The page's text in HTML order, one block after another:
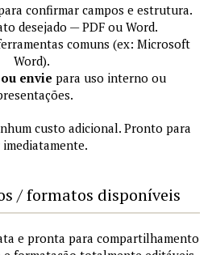
confirmar campos e estrutura.
desejado — PDF ou Word.
comuns (ex: Microsoft
Word).
envie para uso interno ou
custo adicional. Pronto para
imediatamente.
/ formatos disponíveis
e pronta para compartilhamento